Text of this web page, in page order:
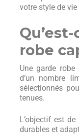
votre style de
robe
Une garde
d’un nombre
sélectionnés
tenues.
L’objectif est
durables et